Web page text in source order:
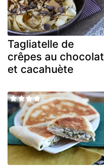
Tagliatelle de
crêpes au chocolat
et cacahuète